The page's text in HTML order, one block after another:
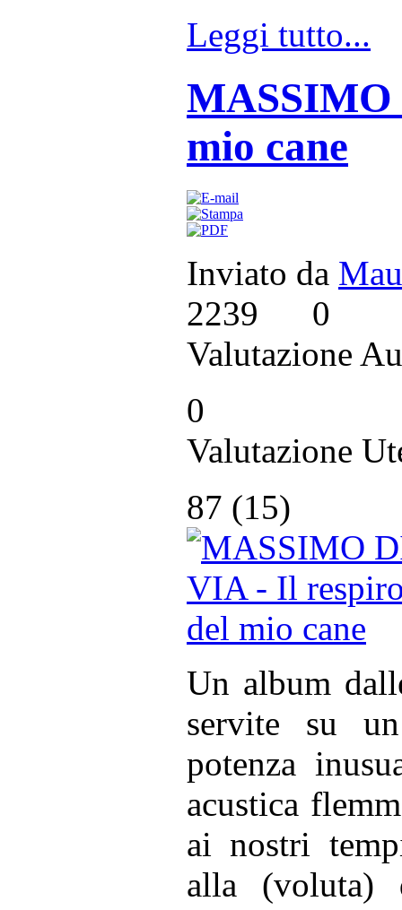
Leggi tutto...
mio cane
Inviato da
2239
0
Valutazione
0
Valutazione
87 (15)
Un album
servite su
potenza
acustica
ai nostri
alla (voluta)